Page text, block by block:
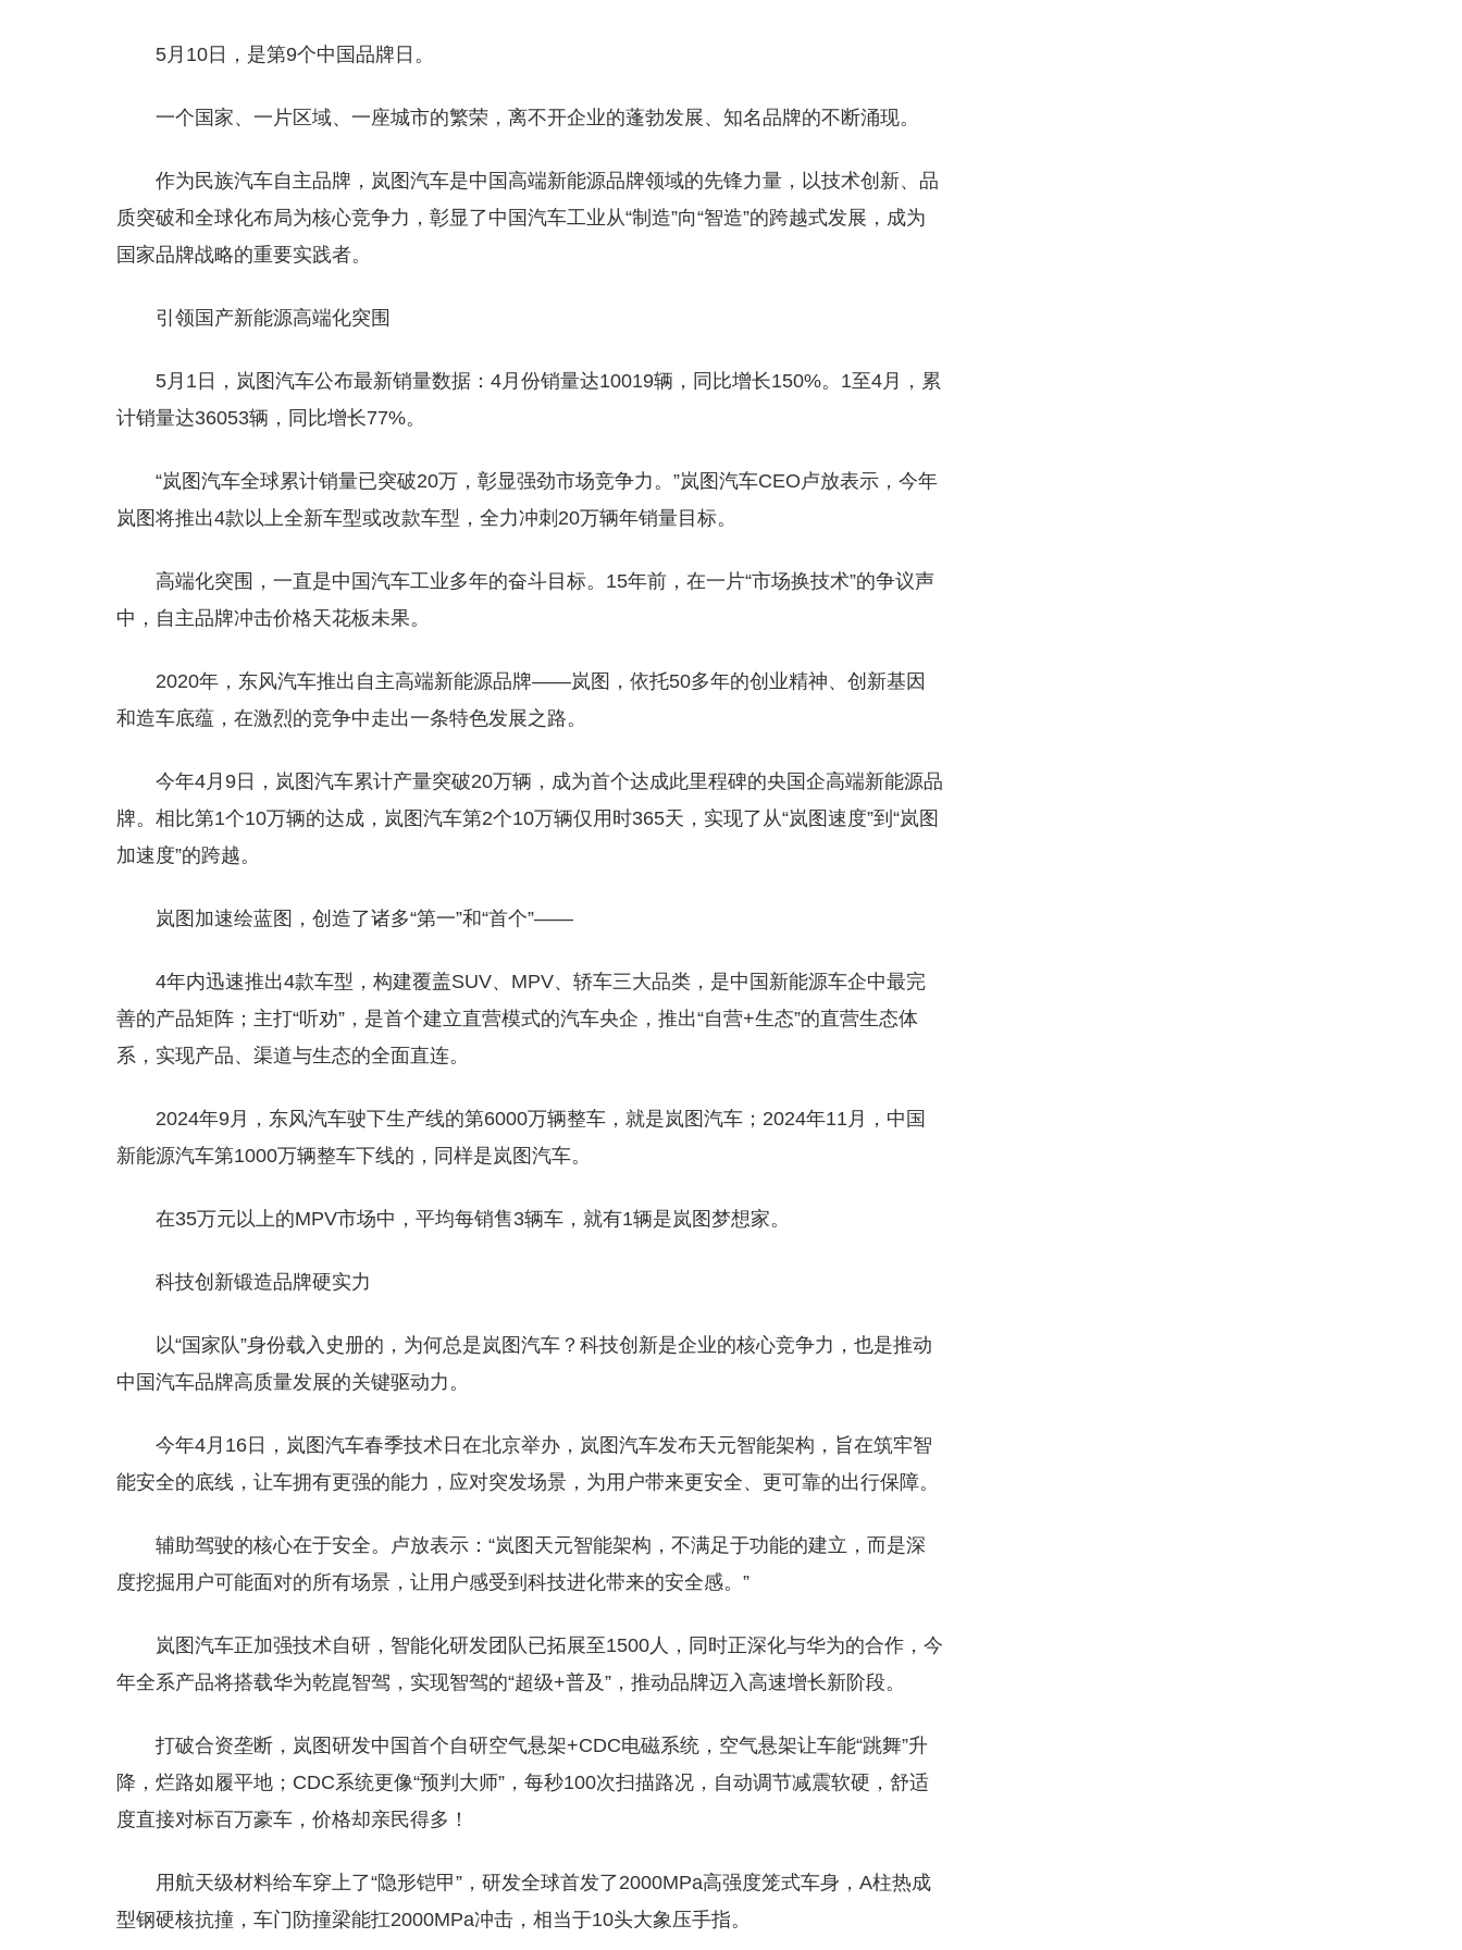
5月10日，是第9个中国品牌日。
一个国家、一片区域、一座城市的繁荣，离不开企业的蓬勃发展、知名品牌的不断涌现。
作为民族汽车自主品牌，岚图汽车是中国高端新能源品牌领域的先锋力量，以技术创新、品
质突破和全球化布局为核心竞争力，彰显了中国汽车工业从“制造”向“智造”的跨越式发展，成为
国家品牌战略的重要实践者。
引领国产新能源高端化突围
5月1日，岚图汽车公布最新销量数据：4月份销量达10019辆，同比增长150%。1至4月，累
计销量达36053辆，同比增长77%。
“岚图汽车全球累计销量已突破20万，彰显强劲市场竞争力。”岚图汽车CEO卢放表示，今年
岚图将推出4款以上全新车型或改款车型，全力冲刺20万辆年销量目标。
高端化突围，一直是中国汽车工业多年的奋斗目标。15年前，在一片“市场换技术”的争议声
中，自主品牌冲击价格天花板未果。
2020年，东风汽车推出自主高端新能源品牌——岚图，依托50多年的创业精神、创新基因
和造车底蕴，在激烈的竞争中走出一条特色发展之路。
今年4月9日，岚图汽车累计产量突破20万辆，成为首个达成此里程碑的央国企高端新能源品
牌。相比第1个10万辆的达成，岚图汽车第2个10万辆仅用时365天，实现了从“岚图速度”到“岚图
加速度”的跨越。
岚图加速绘蓝图，创造了诸多“第一”和“首个”——
4年内迅速推出4款车型，构建覆盖SUV、MPV、轿车三大品类，是中国新能源车企中最完
善的产品矩阵；主打“听劝”，是首个建立直营模式的汽车央企，推出“自营+生态”的直营生态体
系，实现产品、渠道与生态的全面直连。
2024年9月，东风汽车驶下生产线的第6000万辆整车，就是岚图汽车；2024年11月，中国
新能源汽车第1000万辆整车下线的，同样是岚图汽车。
在35万元以上的MPV市场中，平均每销售3辆车，就有1辆是岚图梦想家。
科技创新锻造品牌硬实力
以“国家队”身份载入史册的，为何总是岚图汽车？科技创新是企业的核心竞争力，也是推动
中国汽车品牌高质量发展的关键驱动力。
今年4月16日，岚图汽车春季技术日在北京举办，岚图汽车发布天元智能架构，旨在筑牢智
能安全的底线，让车拥有更强的能力，应对突发场景，为用户带来更安全、更可靠的出行保障。
辅助驾驶的核心在于安全。卢放表示：“岚图天元智能架构，不满足于功能的建立，而是深
度挖掘用户可能面对的所有场景，让用户感受到科技进化带来的安全感。”
岚图汽车正加强技术自研，智能化研发团队已拓展至1500人，同时正深化与华为的合作，今
年全系产品将搭载华为乾崑智驾，实现智驾的“超级+普及”，推动品牌迈入高速增长新阶段。
打破合资垄断，岚图研发中国首个自研空气悬架+CDC电磁系统，空气悬架让车能“跳舞”升
降，烂路如履平地；CDC系统更像“预判大师”，每秒100次扫描路况，自动调节减震软硬，舒适
度直接对标百万豪车，价格却亲民得多！
用航天级材料给车穿上了“隐形铠甲”，研发全球首发了2000MPa高强度笼式车身，A柱热成
型钢硬核抗撞，车门防撞梁能扛2000MPa冲击，相当于10头大象压手指。